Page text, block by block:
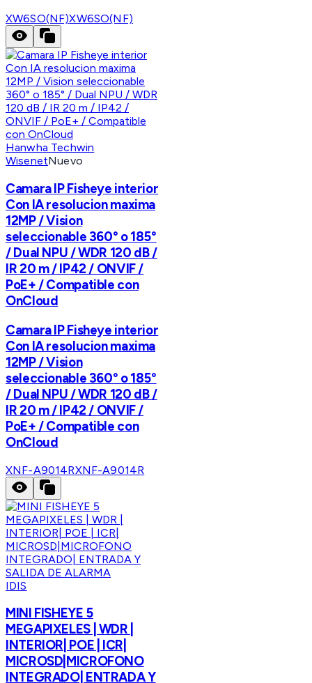
XW6SO(NF)XW6SO(NF)
Hanwha Techwin
WisenetNuevo
Camara IP Fisheye interior
Con IA resolucion maxima
12MP / Vision
seleccionable 360° o 185°
/ Dual NPU / WDR 120 dB /
IR 20 m / IP42 / ONVIF /
PoE+ / Compatible con
OnCloud
Camara IP Fisheye interior
Con IA resolucion maxima
12MP / Vision
seleccionable 360° o 185°
/ Dual NPU / WDR 120 dB /
IR 20 m / IP42 / ONVIF /
PoE+ / Compatible con
OnCloud
XNF-A9014RXNF-A9014R
IDIS
MINI FISHEYE 5
MEGAPIXELES | WDR |
INTERIOR| POE | ICR|
MICROSD|MICROFONO
INTEGRADO| ENTRADA Y